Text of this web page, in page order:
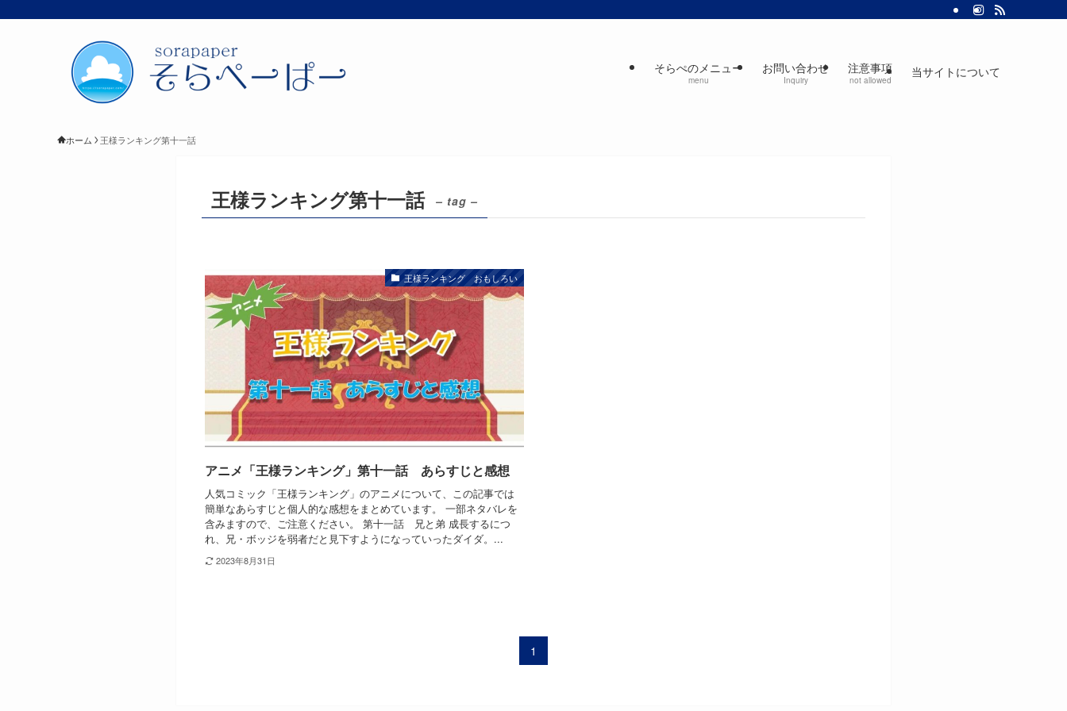
そらぺのメニュー
menu
お問い合わせ
Inquiry
注意事項
not allowed
当サイトについて
ホーム 王様ランキング第十一話
王様ランキング第十一話 – tag –
王様ランキング おもしろい
アニメ「王様ランキング」第十一話 あらすじと感想
人気コミック「王様ランキング」のアニメについて、この記事では
簡単なあらすじと個人的な感想をまとめています。 一部ネタバレを
含みますので、ご注意ください。 第十一話 兄と弟 成長するにつ
れ、兄・ボッジを弱者だと見下すようになっていったダイダ。...
2023年8月31日
1